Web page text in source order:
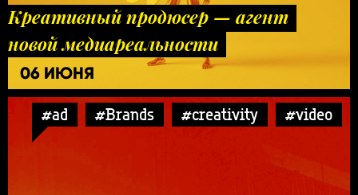
Креативный продюсер — агент
новой медиареальности
06 ИЮНЯ
#ad #Brands #creativity #video